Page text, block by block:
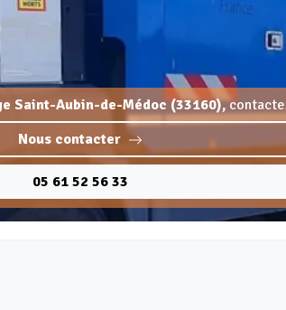
Saint-Aubin-de-Médoc (33160),
Nous contacter
05 61 52 56 33